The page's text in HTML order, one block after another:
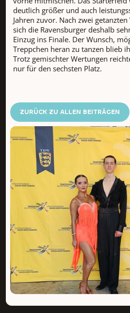
deutlich größer und auch
Jahren zuvor. Nach zwei
sich die Ravensburger deshalb
Einzug ins Finale. Der Wunsch,
Treppchen heran zu tanzen blieb
Trotz gemischter Wertungen
nur für den sechsten Platz.
ZURÜCK ZU ALLEN BEITRÄGEN